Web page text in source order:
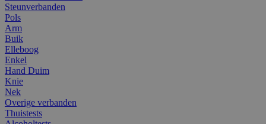
Steunverbanden
Pols
Arm
Buik
Elleboog
Enkel
Hand Duim
Knie
Nek
Overige verbanden
Thuistests